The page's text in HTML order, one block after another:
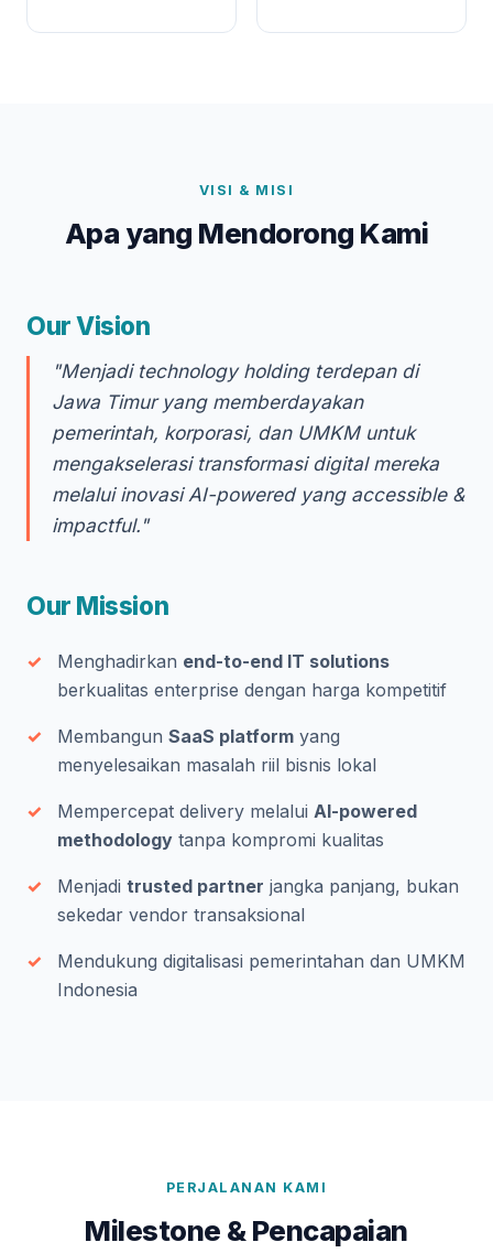
VISI & MISI
Apa yang Mendorong Kami
Our Vision
"Menjadi technology holding terdepan di
Jawa Timur yang memberdayakan
pemerintah, korporasi, dan UMKM untuk
mengakselerasi transformasi digital mereka
melalui inovasi AI-powered yang accessible &
impactful."
Our Mission
Menghadirkan end-to-end IT solutions
berkualitas enterprise dengan harga kompetitif
Membangun SaaS platform yang
menyelesaikan masalah riil bisnis lokal
Mempercepat delivery melalui AI-powered
methodology tanpa kompromi kualitas
Menjadi trusted partner jangka panjang, bukan
sekedar vendor transaksional
Mendukung digitalisasi pemerintahan dan UMKM
Indonesia
PERJALANAN KAMI
Milestone & Pencapaian